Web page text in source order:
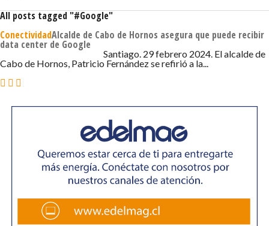
All posts tagged "#Google"
ConectividadAlcalde de Cabo de Hornos asegura que puede recibir
data center de Google
29 DE FEBRERO DE 2024 - 6:04 Santiago. 29 febrero 2024. El alcalde de
Cabo de Hornos, Patricio Fernández se refirió a la...